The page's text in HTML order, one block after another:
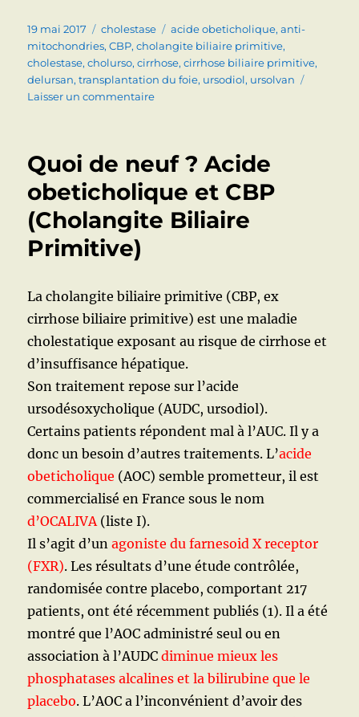
Publié
le
19 mai 2017 Catégories
cholestase Étiquettes
acide obeticholique,anti-
mitochondries,CBP,cholangite biliaire primitive,
cholestase,cholurso,cirrhose,cirrhose biliaire primitive,
delursan,transplantation du foie, ursodiol, ursolvan
Laisser un commentairesur
(CIRRHOSE
PRIMITIVE,
CBP)
:
Quoi de neuf ? Acide
obeticholique et CBP
(Cholangite Biliaire
Primitive)
La cholangite biliaire primitive (CBP, ex
cirrhose biliaire primitive) est une maladie
cholestatique exposant au risque de cirrhose et
d’insuffisance hépatique.
Son traitement repose sur l’acide
ursodésoxycholique (AUDC, ursodiol).
Certains patients répondent mal à l’AUC. Il y a
donc un besoin d’autres traitements. L’acide
obeticholique (AOC) semble prometteur, il est
commercialisé en France sous le nom
d’OCALIVA (liste I).
Il s’agit d’unagoniste du farnesoid X receptor
(FXR). Les résultats d’une étude contrôlée,
randomisée contre placebo, comportant 217
patients, ont été récemment publiés (1). Il a été
montré que l’AOC administré seul ou en
association à l’AUDCdiminue mieux les
phosphatases alcalines et la bilirubine que le
placebo. L’AOC a l’inconvénient d’avoir des